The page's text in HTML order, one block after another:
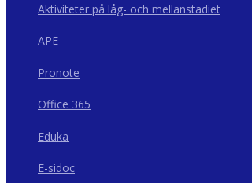
Aktiviteter på låg- och mellanstadiet
APE
Pronote
Office 365
Eduka
E-sidoc